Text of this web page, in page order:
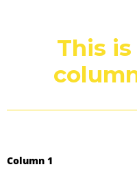
This
Column 1